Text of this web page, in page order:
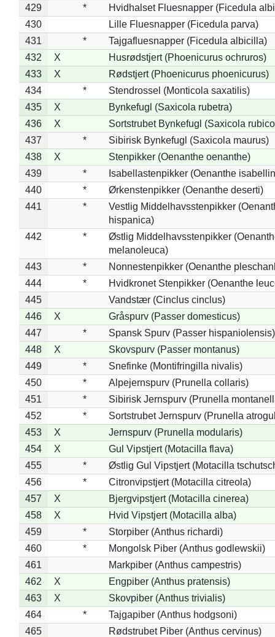
429
*
Hvidhalset Fluesnapper (Ficedula
430
Lille Fluesnapper (Ficedula parva)
431
*
Tajgafluesnapper (Ficedula albicilla)
432
X
Husrødstjert (Phoenicurus ochruros)
433
X
Rødstjert (Phoenicurus phoenicurus)
434
*
Stendrossel (Monticola saxatilis)
435
X
Bynkefugl (Saxicola rubetra)
436
X
Sortstrubet Bynkefugl (Saxicola
437
*
Sibirisk Bynkefugl (Saxicola maurus)
438
X
Stenpikker (Oenanthe oenanthe)
439
*
Isabellastenpikker (Oenanthe
440
*
Ørkenstenpikker (Oenanthe deserti)
441
*
Vestlig Middelhavsstenpikker
hispanica)
442
*
Østlig Middelhavsstenpikker
melanoleuca)
443
*
Nonnestenpikker (Oenanthe
444
*
Hvidkronet Stenpikker (Oenanthe
445
Vandstær (Cinclus cinclus)
446
X
Gråspurv (Passer domesticus)
447
*
Spansk Spurv (Passer hispaniolensis)
448
X
Skovspurv (Passer montanus)
449
*
Snefinke (Montifringilla nivalis)
450
*
Alpejernspurv (Prunella collaris)
451
*
Sibirisk Jernspurv (Prunella
452
*
Sortstrubet Jernspurv (Prunella
453
X
Jernspurv (Prunella modularis)
454
X
Gul Vipstjert (Motacilla flava)
455
*
Østlig Gul Vipstjert (Motacilla
456
*
Citronvipstjert (Motacilla citreola)
457
X
Bjergvipstjert (Motacilla cinerea)
458
X
Hvid Vipstjert (Motacilla alba)
459
*
Storpiber (Anthus richardi)
460
*
Mongolsk Piber (Anthus godlewskii)
461
Markpiber (Anthus campestris)
462
X
Engpiber (Anthus pratensis)
463
X
Skovpiber (Anthus trivialis)
464
*
Tajgapiber (Anthus hodgsoni)
465
Rødstrubet Piber (Anthus cervinus)